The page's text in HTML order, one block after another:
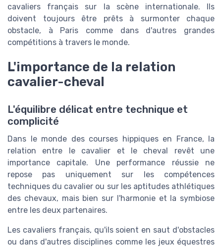
cavaliers français sur la scène internationale. Ils
doivent toujours être prêts à surmonter chaque
obstacle, à Paris comme dans d'autres grandes
compétitions à travers le monde.
L'importance de la relation
cavalier-cheval
L'équilibre délicat entre technique et
complicité
Dans le monde des courses hippiques en France, la
relation entre le cavalier et le cheval revêt une
importance capitale. Une performance réussie ne
repose pas uniquement sur les compétences
techniques du cavalier ou sur les aptitudes athlétiques
des chevaux, mais bien sur l'harmonie et la symbiose
entre les deux partenaires.
Les cavaliers français, qu'ils soient en saut d'obstacles
ou dans d'autres disciplines comme les jeux équestres